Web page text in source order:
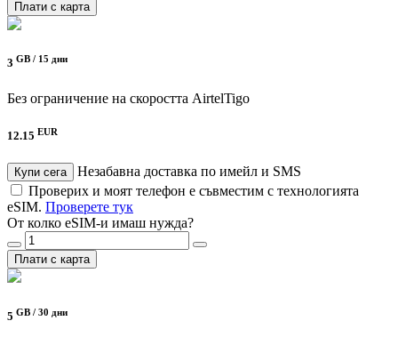
Плати с карта
3 GB / 15 дни
Без ограничение на скоростта AirtelTigo
12.15 EUR
Купи сега
Незабавна доставка по имейл и SMS
Проверих и моят телефон е съвместим с технологията
eSIM. Проверете тук
От колко eSIM-и имаш нужда?
Плати с карта
5 GB / 30 дни